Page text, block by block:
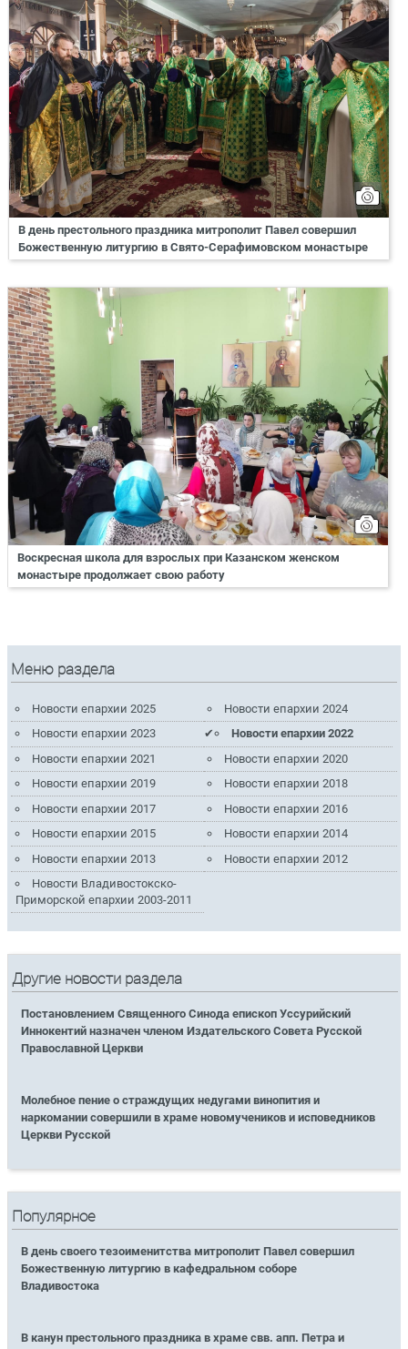
В день престольного праздника митрополит Павел совершил
Божественную литургию в Свято-Серафимовском монастыре
Воскресная школа для взрослых при Казанском женском
монастыре продолжает свою работу
Меню раздела
Новости епархии 2025
Новости епархии 2024
Новости епархии 2023
Новости епархии 2022
Новости епархии 2021
Новости епархии 2020
Новости епархии 2019
Новости епархии 2018
Новости епархии 2017
Новости епархии 2016
Новости епархии 2015
Новости епархии 2014
Новости епархии 2013
Новости епархии 2012
Новости Владивостокско-
Приморской епархии 2003-2011
Другие новости раздела
Постановлением Священного Синода епископ Уссурийский
Иннокентий назначен членом Издательского Совета Русской
Православной Церкви
Молебное пение о страждущих недугами винопития и
наркомании совершили в храме новомучеников и исповедников
Церкви Русской
Популярное
В день своего тезоименитства митрополит Павел совершил
Божественную литургию в кафедральном соборе
Владивостока
В канун престольного праздника в храме свв. апп. Петра и